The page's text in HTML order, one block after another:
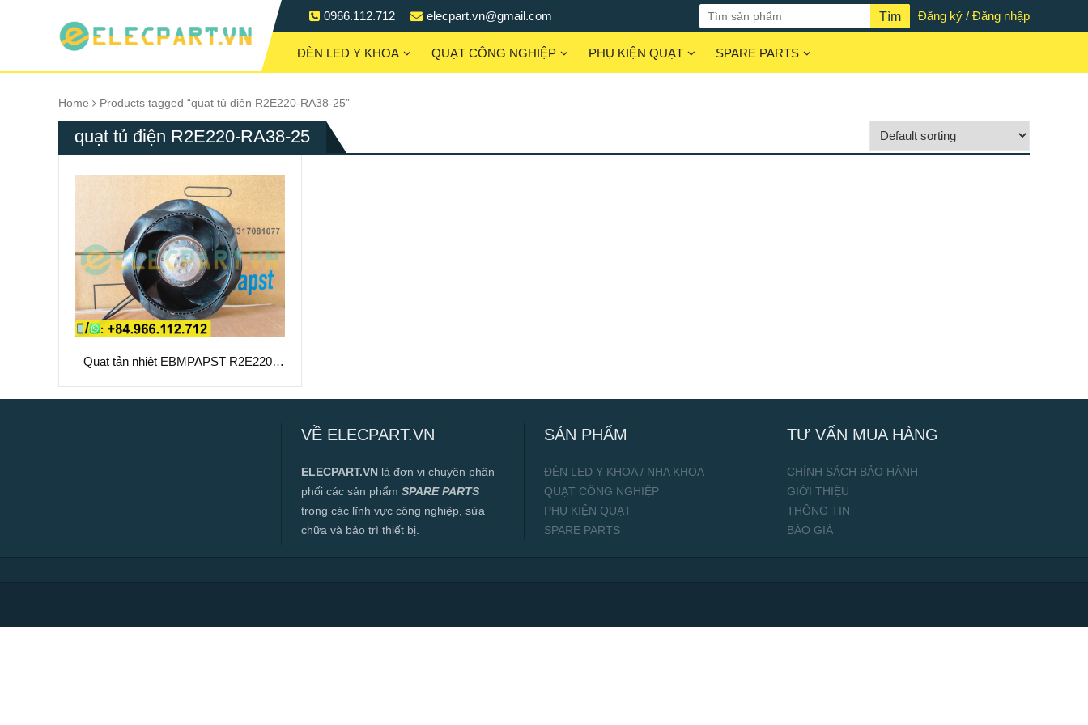
0966.112.712 elecpart.vn@gmail.com Đăng ký / Đăng nhập
ĐÈN LED Y KHOA QUẠT CÔNG NGHIỆP PHỤ KIỆN QUẠT SPARE PARTS
Home Products tagged “quạt tủ điện R2E220-RA38-25”
quạt tủ điện R2E220-RA38-25
Quạt tản nhiệt EBMPAPST R2E220-
VỀ ELECPART.VN
ELECPART.VN là đơn vị chuyên phân
phối các sản phẩm SPARE PARTS
trong các lĩnh vực công nghiệp, sửa
chữa và bảo trì thiết bị.
SẢN PHẨM
ĐÈN LED Y KHOA / NHA KHOA
QUẠT CÔNG NGHIỆP
PHỤ KIỆN QUẠT
SPARE PARTS
TƯ VẤN MUA HÀNG
CHÍNH SÁCH BẢO HÀNH
GIỚI THIỆU
THÔNG TIN
BÁO GIÁ